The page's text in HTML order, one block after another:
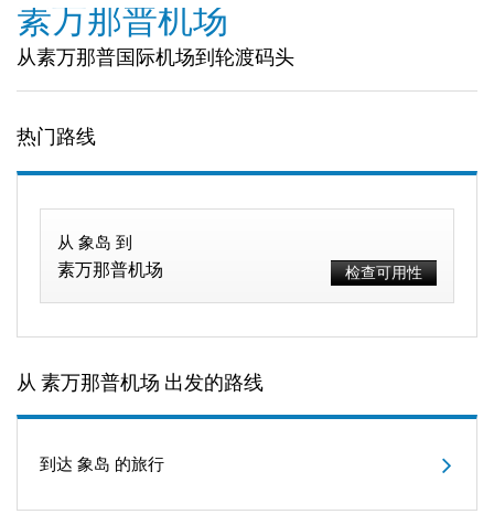
素万那普机场
从素万那普国际机场到轮渡码头
热门路线
从 象岛 到
素万那普机场 检查可用性
从 素万那普机场 出发的路线
到达 象岛 的旅行